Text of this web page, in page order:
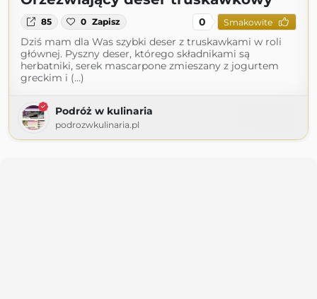
85 0 Zapisz 0 Smakowite
Dziś mam dla Was szybki deser z truskawkami w roli
głównej. Pyszny deser, którego składnikami są
herbatniki, serek mascarpone zmieszany z jogurtem
greckim i (...)
Podróż w kulinaria
podrozwkulinaria.pl